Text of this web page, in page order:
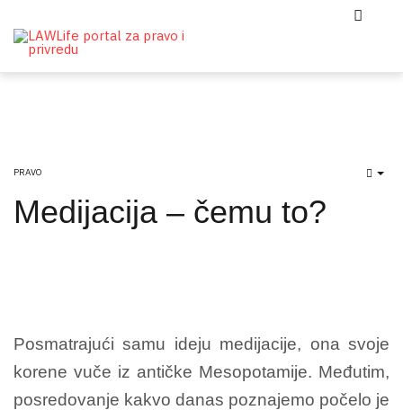
PRAVO
Medijacija – čemu to?
Posmatrajući samu ideju medijacije, ona svoje
korene vuče iz antičke Mesopotamije. Međutim,
posredovanje kakvo danas poznajemo počelo je